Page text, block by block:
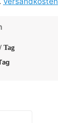
Tag